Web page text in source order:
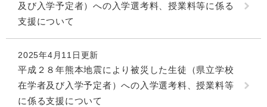
及び入学予定者）への入学選考料、授業料等に係る
支援について
2025年4月11日更新
平成２８年熊本地震により被災した生徒（県立学校
在学者及び入学予定者）への入学選考料、授業料等
に係る支援について